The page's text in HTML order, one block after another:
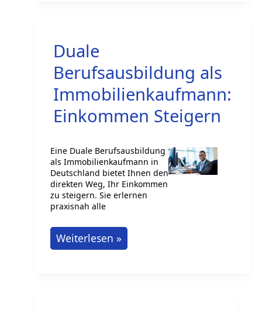
man
wissen
Duale
Berufsausbildung als
Immobilienkaufmann:
Einkommen Steigern
Eine Duale Berufsausbildung
als Immobilienkaufmann in
Deutschland bietet Ihnen den
direkten Weg, Ihr Einkommen
zu steigern. Sie erlernen
praxisnah alle
Duale
Berufsausbildung
Weiterlesen »